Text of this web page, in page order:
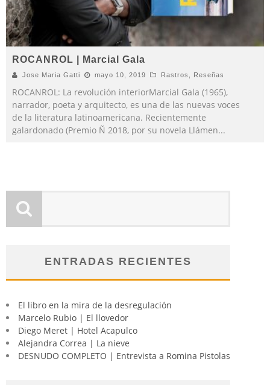
ROCANROL | Marcial Gala
Jose Maria Gatti mayo 10, 2019 Rastros Reseñas
ROCANROL: La revolución interiorMarcial Gala (1965),
narrador, poeta y arquitecto, es una de las nuevas voces
de la literatura latinoamericana. Recientemente
galardonado (Premio Ñ 2018, por su novela Llámen...
ENTRADAS RECIENTES
El libro en la mira de la desregulación
Marcelo Rubio | El llovedor
Diego Meret | Hotel Acapulco
Alejandra Correa | La nieve
DESNUDO COMPLETO | Entrevista a Romina Pistolas